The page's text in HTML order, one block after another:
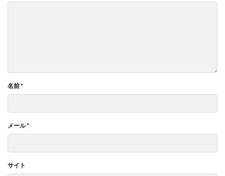
名前*
メール*
サイト